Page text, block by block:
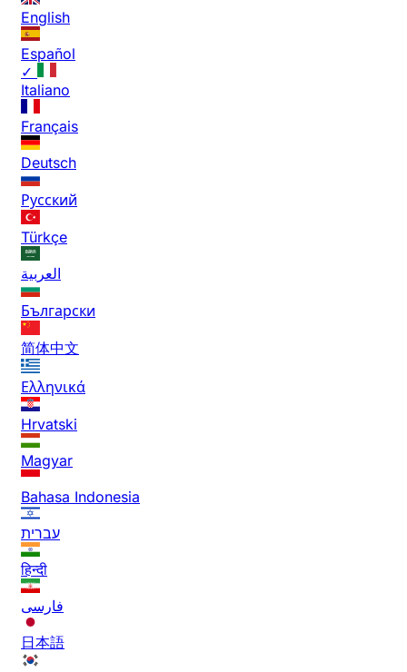
English
Español
✓
Italiano
Français
Deutsch
Русский
Türkçe
العربية
Български
简体中文
Ελληνικά
Hrvatski
Magyar
Bahasa Indonesia
עברית
हिन्दी
فارسی
日本語